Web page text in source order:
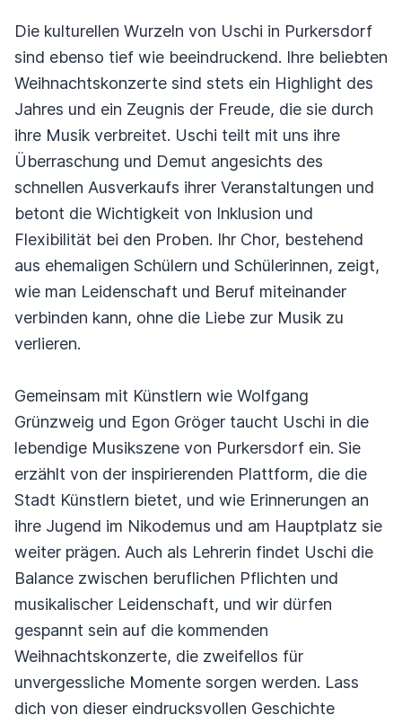
Die kulturellen Wurzeln von Uschi in Purkersdorf
sind ebenso tief wie beeindruckend. Ihre beliebten
Weihnachtskonzerte sind stets ein Highlight des
Jahres und ein Zeugnis der Freude, die sie durch
ihre Musik verbreitet. Uschi teilt mit uns ihre
Überraschung und Demut angesichts des
schnellen Ausverkaufs ihrer Veranstaltungen und
betont die Wichtigkeit von Inklusion und
Flexibilität bei den Proben. Ihr Chor, bestehend
aus ehemaligen Schülern und Schülerinnen, zeigt,
wie man Leidenschaft und Beruf miteinander
verbinden kann, ohne die Liebe zur Musik zu
verlieren.
Gemeinsam mit Künstlern wie Wolfgang
Grünzweig und Egon Gröger taucht Uschi in die
lebendige Musikszene von Purkersdorf ein. Sie
erzählt von der inspirierenden Plattform, die die
Stadt Künstlern bietet, und wie Erinnerungen an
ihre Jugend im Nikodemus und am Hauptplatz sie
weiter prägen. Auch als Lehrerin findet Uschi die
Balance zwischen beruflichen Pflichten und
musikalischer Leidenschaft, und wir dürfen
gespannt sein auf die kommenden
Weihnachtskonzerte, die zweifellos für
unvergessliche Momente sorgen werden. Lass
dich von dieser eindrucksvollen Geschichte